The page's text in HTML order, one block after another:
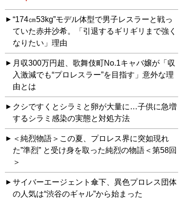
“174㎝53kg”モデル体型で男子レスラーと戦っ
ていた赤井沙希。「引退するギリギリまで強く
なりたい」理由
月収300万円超、歌舞伎町No.1キャバ嬢が「収
入激減でも“プロレスラー”を目指す」意外な理
由とは
クシですくとシラミと卵が大量に…子供に急増
するシラミ感染の実態と対処方法
＜純烈物語＞この夏、プロレス界に突如現れ
た”準烈” と受け身を取った純烈の物語＜第58回
＞
サイバーエージェント傘下、異色プロレス団体
の人気は“渋谷のギャル”から始まった